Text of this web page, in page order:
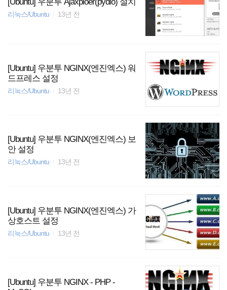
리눅스/Ubuntu 13년 전
[Ubuntu] 우분투 NGINX(엔진엑스) 워
드프레스 설정
리눅스/Ubuntu 13년 전
[Ubuntu] 우분투 NGINX(엔진엑스) 보
안 설정
리눅스/Ubuntu 13년 전
[Ubuntu] 우분투 NGINX(엔진엑스) 가
상호스트 설정
리눅스/Ubuntu 13년 전
[Ubuntu] 우분투 NGINX - PHP -
server